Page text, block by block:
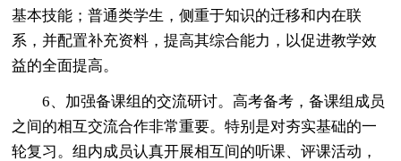
基本技能；普通类学生，侧重于知识的迁移和内在联
系，并配置补充资料，提高其综合能力，以促进教学效
益的全面提高。
6、加强备课组的交流研讨。高考备考，备课组成员
之间的相互交流合作非常重要。特别是对夯实基础的一
轮复习。组内成员认真开展相互间的听课、评课活动，